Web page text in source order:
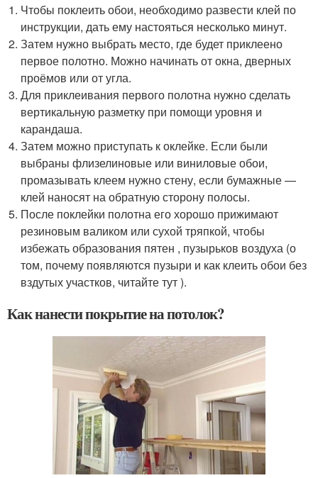
Чтобы поклеить обои, необходимо развести клей по
инструкции, дать ему настояться несколько минут.
Затем нужно выбрать место, где будет приклеено
первое полотно. Можно начинать от окна, дверных
проёмов или от угла.
Для приклеивания первого полотна нужно сделать
вертикальную разметку при помощи уровня и
карандаша.
Затем можно приступать к оклейке. Если были
выбраны флизелиновые или виниловые обои,
промазывать клеем нужно стену, если бумажные —
клей наносят на обратную сторону полосы.
После поклейки полотна его хорошо прижимают
резиновым валиком или сухой тряпкой, чтобы
избежать образования пятен , пузырьков воздуха (о
том, почему появляются пузыри и как клеить обои без
вздутых участков, читайте тут ).
Как нанести покрытие на потолок?